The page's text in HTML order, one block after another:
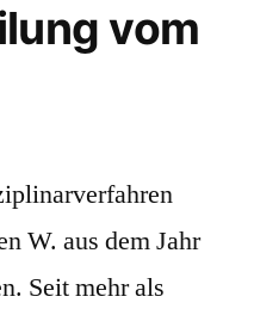
vom
W. aus dem Jahr
Seit mehr als